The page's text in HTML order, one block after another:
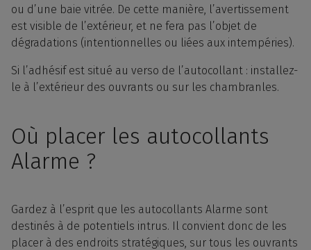
ou d’une baie vitrée. De cette manière, l’avertissement
est visible de l’extérieur, et ne fera pas l’objet de
dégradations (intentionnelles ou liées aux intempéries).
Si l’adhésif est situé au verso de l’autocollant : installez-
le à l’extérieur des ouvrants ou sur les chambranles.
Où placer les autocollants
Alarme ?
Gardez à l’esprit que les autocollants Alarme sont
destinés à de potentiels intrus. Il convient donc de les
placer à des endroits stratégiques, sur tous les ouvrants